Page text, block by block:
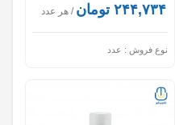
۲۴۴,۷۳۴ تومان / هر عدد
نوع فروش : عدد